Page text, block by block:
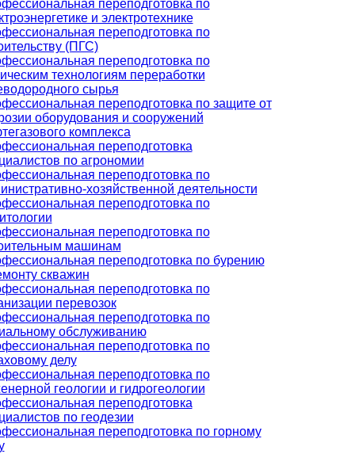
переподготовка по
и электротехнике
переподготовка по
(ПГС)
переподготовка по
технологиям переработки
сырья
переподготовка по защите от
оборудования и сооружений
комплекса
переподготовка
по агрономии
переподготовка по
хозяйственной деятельности
переподготовка по
переподготовка по
машинам
переподготовка по бурению
скважин
переподготовка по
перевозок
переподготовка по
обслуживанию
переподготовка по
делу
переподготовка по
геологии и гидрогеологии
переподготовка
по геодезии
переподготовка по горному